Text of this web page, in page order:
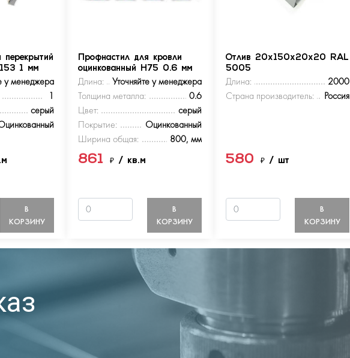
1 мм
у менеджера
1
серый
В
КОРЗИНУ
Профнастил для кровли
оцинкованный Н75 0.6 мм
Длина:
Уточняйте у менеджера
Толщина металла:
0.6
Цвет:
серый
Покрытие:
Оцинкованный
Ширина общая:
800, мм
861₽/ кв.м
В
КОРЗИНУ
Отлив 20х150х20х20 RAL
5005
Длина:
2000
Страна производитель:
Россия
580₽/ шт
В
КОРЗИНУ